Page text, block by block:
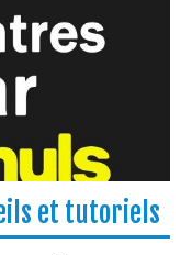
et tutoriels